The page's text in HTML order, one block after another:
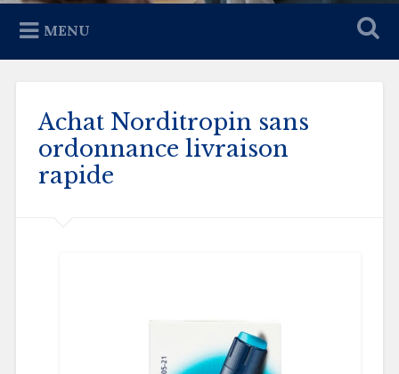
MENU
Achat Norditropin sans
ordonnance livraison
rapide